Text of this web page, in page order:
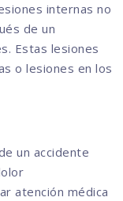
internas no
de un
Estas lesiones
o lesiones en los
un accidente
atención médica